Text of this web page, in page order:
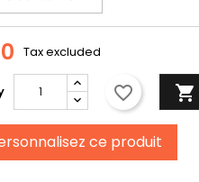
Tax excluded
favorite_border 
ce produit